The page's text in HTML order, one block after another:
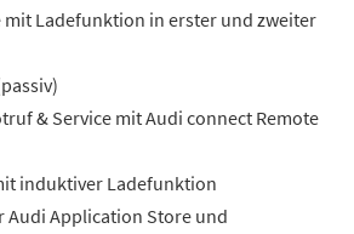
mit Ladefunktion in erster und zweiter
& Service mit Audi connect Remote
induktiver Ladefunktion
Audi Application Store und